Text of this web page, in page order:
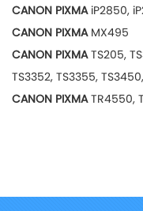
CANON PIXMAiP2850,
CANON PIXMAMX495
CANON PIXMATS205,
TS3352, TS3355,
CANON PIXMATR4550,